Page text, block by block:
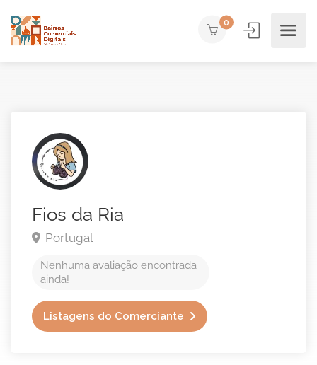
0
Fios da Ria
Portugal
Nenhuma avaliação encontrada
ainda!
Listagens do Comerciante